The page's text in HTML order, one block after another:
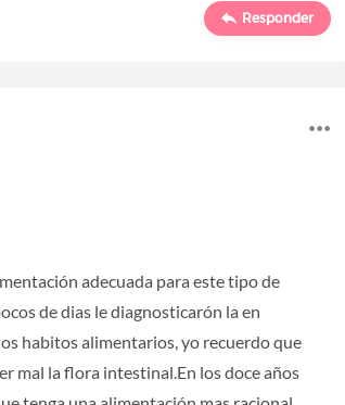
Responder
adecuada para este tipo de
de dias le diagnosticarón la en
habitos alimentarios, yo recuerdo que
mal la flora intestinal.En los doce años